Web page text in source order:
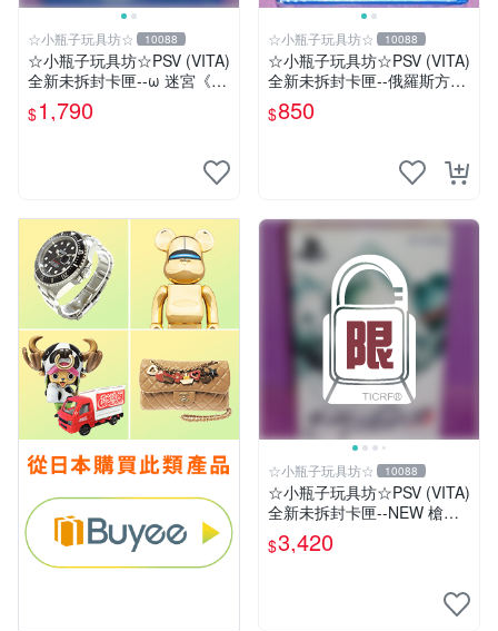
☆小瓶子玩具坊☆ 10088
☆小瓶子玩具坊☆PSV (VITA)
全新未拆封卡匣--ω 迷宮《ω
Labyrinth》(日版)
$1,790
☆小瓶子玩具坊☆ 10088
☆小瓶子玩具坊☆PSV (VITA)
全新未拆封卡匣--俄羅斯方塊
終極版
$850
☆小瓶子玩具坊☆ 10088
☆小瓶子玩具坊☆PSV (VITA)
全新未拆封卡匣--NEW 槍彈
辯駁 V3 大家的自相殘殺新學
期 限定版 (日版)
$3,420